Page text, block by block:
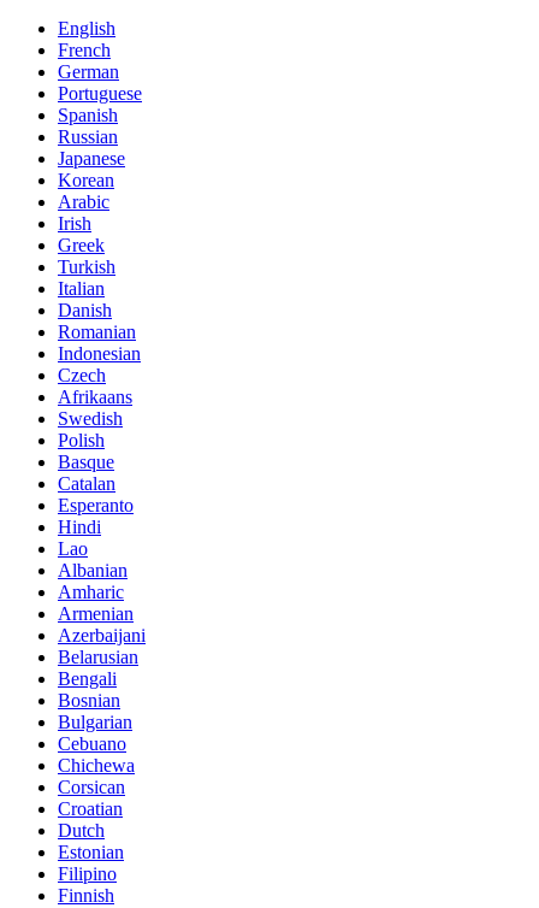
English
French
German
Portuguese
Spanish
Russian
Japanese
Korean
Arabic
Irish
Greek
Turkish
Italian
Danish
Romanian
Indonesian
Czech
Afrikaans
Swedish
Polish
Basque
Catalan
Esperanto
Hindi
Lao
Albanian
Amharic
Armenian
Azerbaijani
Belarusian
Bengali
Bosnian
Bulgarian
Cebuano
Chichewa
Corsican
Croatian
Dutch
Estonian
Filipino
Finnish